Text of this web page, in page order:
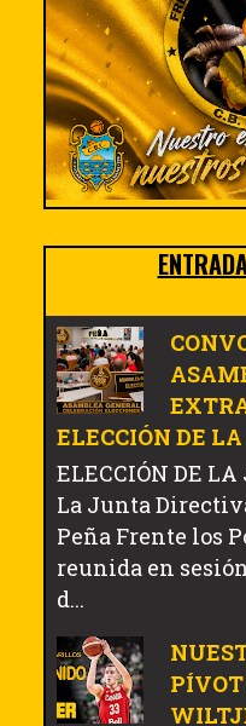
ELECCIÓN DE
ELECCIÓN DE
La Junta
Peña Frente los
reunida en
d...